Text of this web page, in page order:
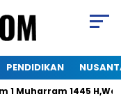
PENDIDIKAN
1445 H,Warga